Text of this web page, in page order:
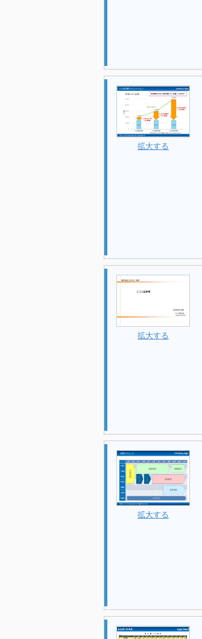
拡大する
拡大する
拡大する